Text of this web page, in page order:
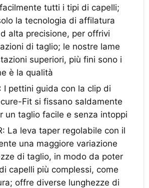
tutti i tipi di capelli;
la tecnologia di affilatura
alta precisione, per offrivi
di taglio; le nostre lame
superiori, più fini sono i
è la qualità
I pettini guida con la clip di
Fit si fissano saldamente
un taglio facile e senza intoppi
La leva taper regolabile con il
una maggiore variazione
di taglio, in modo da poter
capelli più complessi, come
offre diverse lunghezze di